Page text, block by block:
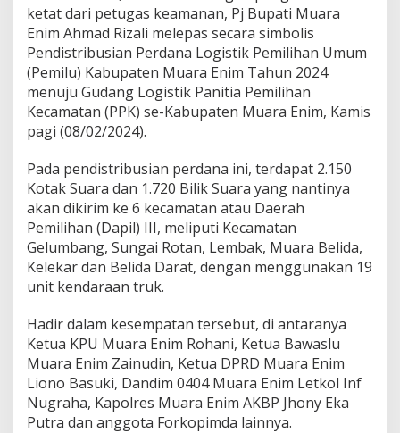
E
n
i
m
L
e
p
P
e
n
d
i
s
t
r
u
s
i
a
n
P
e
ketat dari petugas keamanan, Pj Bupati Muara
Enim Ahmad Rizali melepas secara simbolis
Pendistribusian Perdana Logistik Pemilihan Umum
(Pemilu) Kabupaten Muara Enim Tahun 2024
menuju Gudang Logistik Panitia Pemilihan
Kecamatan (PPK) se-Kabupaten Muara Enim, Kamis
pagi (08/02/2024).
Pada pendistribusian perdana ini, terdapat 2.150
Kotak Suara dan 1.720 Bilik Suara yang nantinya
akan dikirim ke 6 kecamatan atau Daerah
Pemilihan (Dapil) III, meliputi Kecamatan
Gelumbang, Sungai Rotan, Lembak, Muara Belida,
Kelekar dan Belida Darat, dengan menggunakan 19
unit kendaraan truk.
Hadir dalam kesempatan tersebut, di antaranya
Ketua KPU Muara Enim Rohani, Ketua Bawaslu
Muara Enim Zainudin, Ketua DPRD Muara Enim
Liono Basuki, Dandim 0404 Muara Enim Letkol Inf
Nugraha, Kapolres Muara Enim AKBP Jhony Eka
Putra dan anggota Forkopimda lainnya.